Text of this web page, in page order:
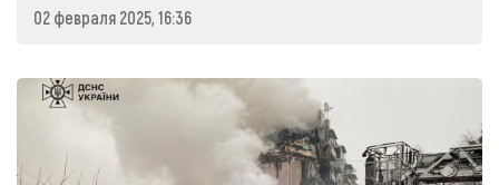
02 февраля 2025, 16:36